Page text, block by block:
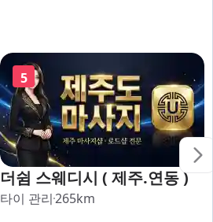
5
더쉼 스웨디시 ( 제주.연동 )
타이 관리265km